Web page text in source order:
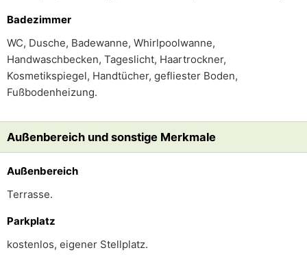
Badezimmer
WC, Dusche, Badewanne, Whirlpoolwanne,
Handwaschbecken, Tageslicht, Haartrockner,
Kosmetikspiegel, Handtücher, gefliester Boden,
Fußbodenheizung.
Außenbereich und sonstige Merkmale
Außenbereich
Terrasse.
Parkplatz
kostenlos, eigener Stellplatz.